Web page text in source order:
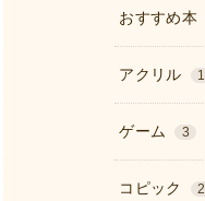
おすすめ本
アクリル 1
ゲーム 3
コピック 2